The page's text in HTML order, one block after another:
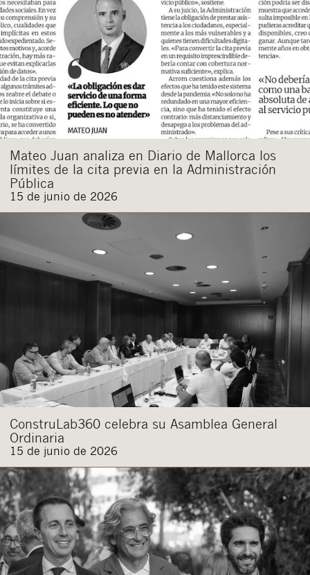
Mateo Juan analiza en Diario de Mallorca los
límites de la cita previa en la Administración
Pública
15 de junio de 2026
ConstruLab360 celebra su Asamblea General
Ordinaria
15 de junio de 2026